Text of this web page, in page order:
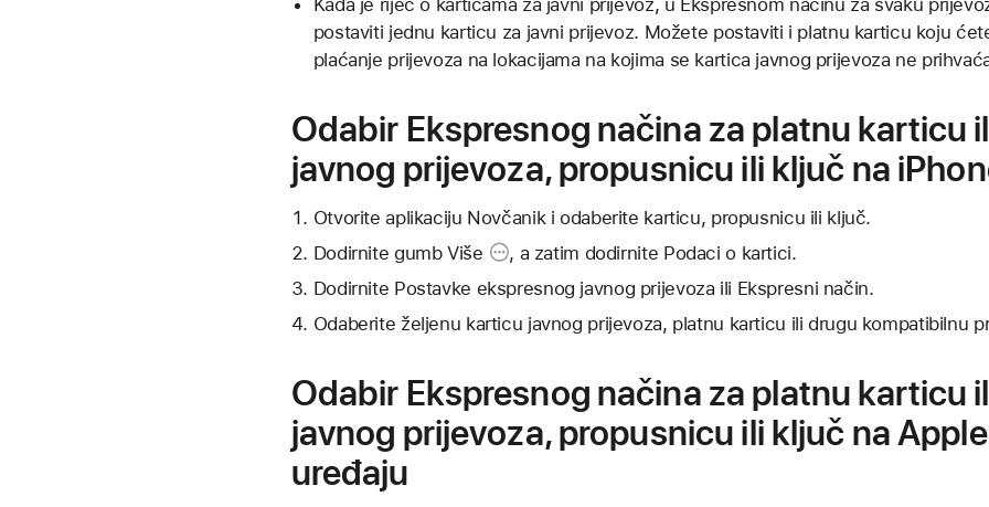
Kada je riječ o karticama za javni prijevoz, u Ekspresnom načinu za svaku
postaviti jednu karticu za javni prijevoz. Možete postaviti i platnu karticu koju
plaćanje prijevoza na lokacijama na kojima se kartica javnog prijevoza ne
Odabir Ekspresnog načina za platnu karticu
javnog prijevoza, propusnicu ili ključ na
Otvorite aplikaciju Novčanik i odaberite karticu, propusnicu ili ključ.
Dodirnite gumb Više
, a zatim dodirnite Podaci o kartici.
Dodirnite Postavke ekspresnog javnog prijevoza ili Ekspresni način.
Odaberite željenu karticu javnog prijevoza, platnu karticu ili drugu kompatibilnu
Odabir Ekspresnog načina za platnu karticu
javnog prijevoza, propusnicu ili ključ na
uređaju